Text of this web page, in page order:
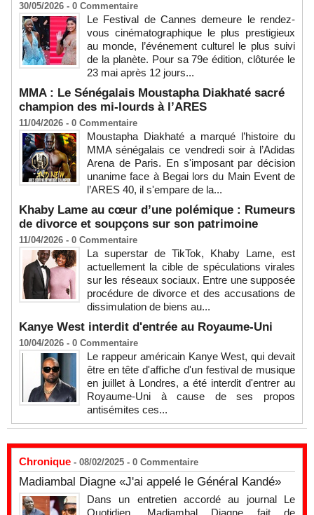
30/05/2026 - 0 Commentaire
Le Festival de Cannes demeure le rendez-
vous cinématographique le plus prestigieux
au monde, l’événement culturel le plus suivi
de la planète. Pour sa 79e édition, clôturée le
23 mai après 12 jours...
MMA : Le Sénégalais Moustapha Diakhaté sacré
champion des mi-lourds à l’ARES
11/04/2026 - 0 Commentaire
Moustapha Diakhaté a marqué l’histoire du
MMA sénégalais ce vendredi soir à l’Adidas
Arena de Paris. En s'imposant par décision
unanime face à Begai lors du Main Event de
l’ARES 40, il s'empare de la...
Khaby Lame au cœur d’une polémique : Rumeurs
de divorce et soupçons sur son patrimoine
11/04/2026 - 0 Commentaire
La superstar de TikTok, Khaby Lame, est
actuellement la cible de spéculations virales
sur les réseaux sociaux. Entre une supposée
procédure de divorce et des accusations de
dissimulation de biens au...
Kanye West interdit d'entrée au Royaume-Uni
10/04/2026 - 0 Commentaire
Le rappeur américain Kanye West, qui devait
être en tête d'affiche d'un festival de musique
en juillet à Londres, a été interdit d'entrer au
Royaume-Uni à cause de ses propos
antisémites ces...
Chronique - 08/02/2025 - 0 Commentaire
Madiambal Diagne «J'ai appelé le Général Kandé»
Dans un entretien accordé au journal Le
Quotidien, Madiambal Diagne fait de